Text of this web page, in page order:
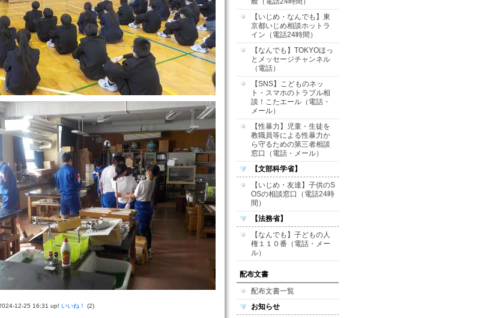
12-25 16:31 up! いいね！ (2)
【いじめ・なんでも】東
京都いじめ相談ホットラ
イン（電話24時間）
【なんでも】TOKYOほっ
とメッセージチャンネル
（電話）
【SNS】こどものネッ
ト・スマホのトラブル相
談！こたエール（電話・
メール）
【性暴力】児童・生徒を
教職員等による性暴力か
ら守るための第三者相談
窓口（電話・メール）
【文部科学省】
【いじめ・友達】子供のS
OSの相談窓口（電話24時
間）
【法務省】
【なんでも】子どもの人
権１１０番（電話・メー
ル）
配布文書
配布文書一覧
お知らせ